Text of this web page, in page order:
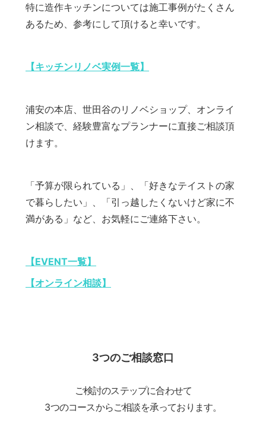
特に造作キッチンについては施工事例がたくさん
あるため、参考にして頂けると幸いです。
【キッチンリノベ実例一覧】
浦安の本店、世田谷のリノベショップ、オンライ
ン相談で、経験豊富なプランナーに直接ご相談頂
けます。
「予算が限られている」、「好きなテイストの家
で暮らしたい」、「引っ越したくないけど家に不
満がある」など、お気軽にご連絡下さい。
【EVENT一覧】
【オンライン相談】
3つのご相談窓口
ご検討のステップに合わせて
3つのコースからご相談を承っております。